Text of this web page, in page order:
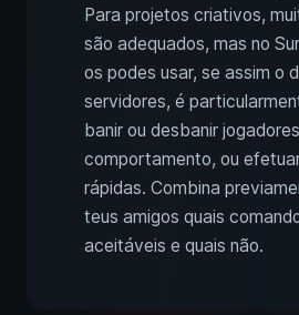
Para projetos criativos,
são adequados, mas no
os podes usar, se assim o
servidores, é
banir ou desbanir
comportamento, ou
rápidas. Combina
teus amigos quais
aceitáveis e quais não.